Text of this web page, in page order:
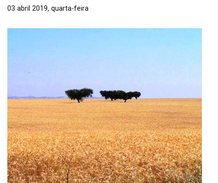
03 abril 2019, quarta-feira